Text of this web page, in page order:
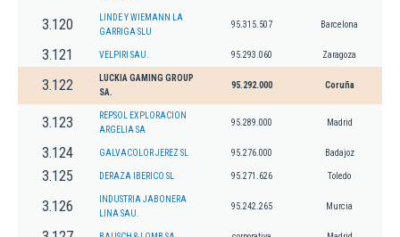
3.120
LINDE Y WIEMANN LA
GARRIGA SLU
95.315.507 Barcelona
3.121 VELPIRI SAU. 95.293.060 Zaragoza
3.122
LUCKIA GAMING GROUP
SA.
95.292.000 Coruña
3.123
REPSOL EXPLORACION
ARGELIA SA
95.289.000 Madrid
3.124 GALVACOLOR JEREZ SL 95.276.000 Badajoz
3.125 DERAZA IBERICO SL 95.271.626 Toledo
3.126
INDUSTRIA JABONERA
LINA SAU.
95.242.265 Murcia